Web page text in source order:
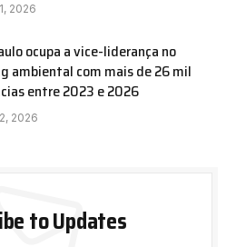
2026
ocupa a vice-liderança no
ambiental com mais de 26 mil
entre 2023 e 2026
2026
to Updates